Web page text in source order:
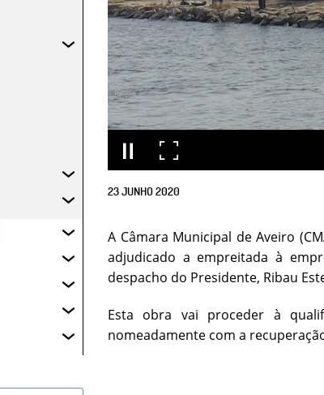
23JUNHO2020
A Câmara Municipal de Aveiro
adjudicado a empreitada à
despacho do Presidente, Ribau
Esta obra vai proceder à
nomeadamente com a